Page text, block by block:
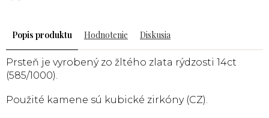
Popis Hodnotenie Diskusia
Prsteň je vyrobený zo žltého zlata rýdzosti 14ct
(585/1000).
Použité kamene sú kubické zirkóny (CZ).